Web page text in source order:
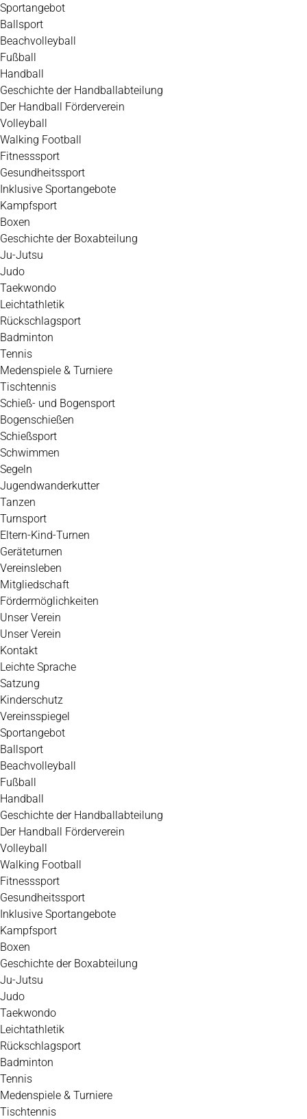
Zum
Inhalt
springen
Sportangebot
Ballsport
Beachvolleyball
Fußball
Handball
Geschichte der Handballabteilung
Der Handball Förderverein
Volleyball
Walking Football
Fitnesssport
Gesundheitssport
Inklusive Sportangebote
Kampfsport
Boxen
Geschichte der Boxabteilung
Ju-Jutsu
Judo
Taekwondo
Leichtathletik
Rückschlagsport
Badminton
Tennis
Medenspiele & Turniere
Tischtennis
Schieß- und Bogensport
Bogenschießen
Schießsport
Schwimmen
Segeln
Jugendwanderkutter
Tanzen
Turnsport
Eltern-Kind-Turnen
Geräteturnen
Vereinsleben
Mitgliedschaft
Fördermöglichkeiten
Unser Verein
Unser Verein
Kontakt
Leichte Sprache
Satzung
Kinderschutz
Vereinsspiegel
Sportangebot
Ballsport
Beachvolleyball
Fußball
Handball
Geschichte der Handballabteilung
Der Handball Förderverein
Volleyball
Walking Football
Fitnesssport
Gesundheitssport
Inklusive Sportangebote
Kampfsport
Boxen
Geschichte der Boxabteilung
Ju-Jutsu
Judo
Taekwondo
Leichtathletik
Rückschlagsport
Badminton
Tennis
Medenspiele & Turniere
Tischtennis